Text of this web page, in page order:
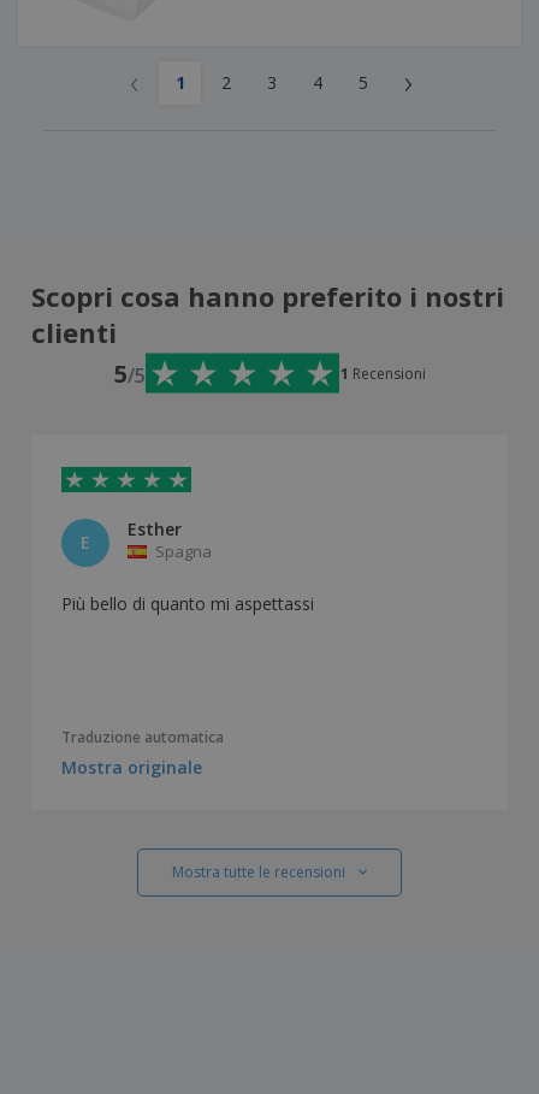
‹ 1 2 3 4 5 ›
Scopri cosa hanno preferito i nostri
clienti
5/5 1 Recensioni
E
Esther
Spagna
Più bello di quanto mi aspettassi
Traduzione automatica
Mostra originale
Mostra tutte le recensioni